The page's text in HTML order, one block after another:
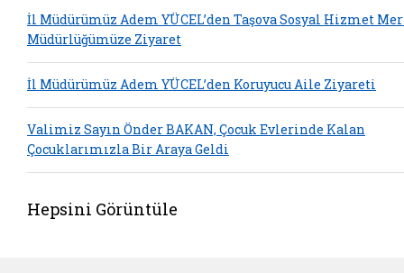
İl Müdürümüz Adem YÜCEL’den Taşova Sosyal Hizmet
Müdürlüğümüze Ziyaret
İl Müdürümüz Adem YÜCEL’den Koruyucu Aile Ziyareti
Valimiz Sayın Önder BAKAN, Çocuk Evlerinde Kalan
Çocuklarımızla Bir Araya Geldi
Hepsini Görüntüle